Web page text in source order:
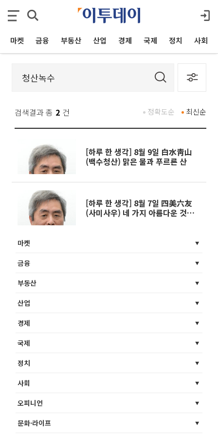
마켓 금융 부동산 산업 경제 국제 정치 사회
검색결과 총 2 건 최신순
정확도순
[하루 한 생각] 8월 9일 白水靑山
(백수청산) 맑은 물과 푸르른 산
[하루 한 생각] 8월 7일 四美六友
(사미사우) 네 가지 아름다운 것과
마켓
금융
부동산
산업
경제
국제
정치
사회
오피니언
문화·라이프